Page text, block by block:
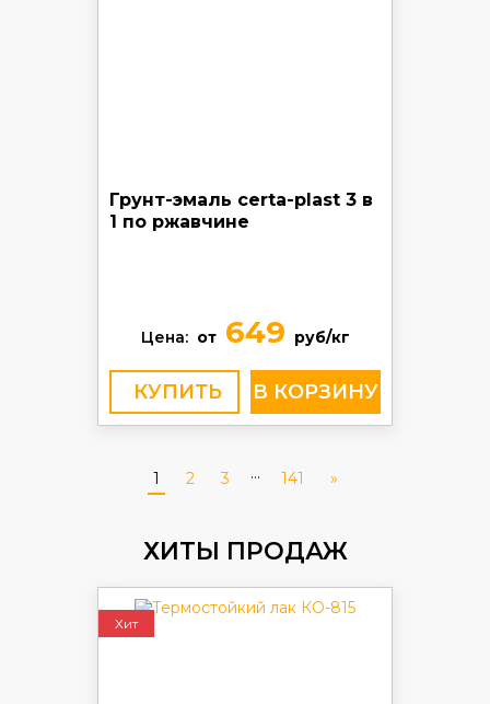
Грунт-эмаль certa-plast 3 в
1 по ржавчине
Цена: от649 руб/кг
КУПИТЬ
1 2 3 ... 141 »
ХИТЫ ПРОДАЖ
Хит